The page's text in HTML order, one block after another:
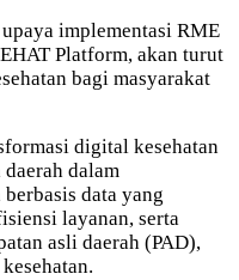
implementasi RME
Platform, akan turut
bagi masyarakat
digital kesehatan
dalam
data yang
layanan, serta
asli daerah (PAD),